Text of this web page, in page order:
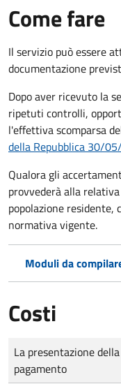
Come fare
Il servizio può essere
documentazione
Dopo aver ricevuto la
ripetuti controlli,
l'effettiva scomparsa
della Repubblica 30/
Qualora gli
provvederà alla
popolazione residente,
normativa vigente.
Moduli da
Costi
Tipo di pagamento
Importo
La presentazione
pagamento